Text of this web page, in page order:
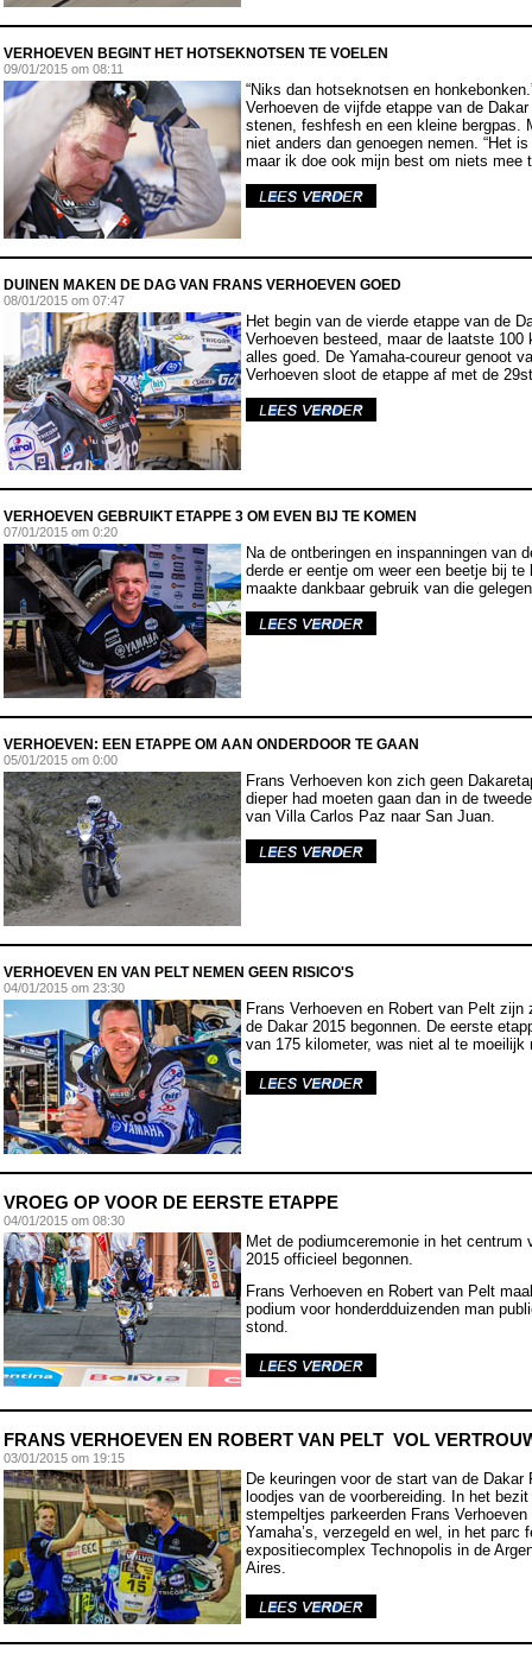
VERHOEVEN BEGINT HET HOTSEKNOTSEN TE VOELEN
09/01/2015 om 08:11
“Niks dan hotseknotsen en
Verhoeven de vijfde etappe van de
stenen, feshfesh en een kleine bergpas.
niet anders dan genoegen nemen. “Het
maar ik doe ook mijn best om niets mee
DUINEN MAKEN DE DAG VAN FRANS VERHOEVEN GOED
08/01/2015 om 07:47
Het begin van de vierde etappe van de
Verhoeven besteed, maar de laatste
alles goed. De Yamaha-coureur genoot
Verhoeven sloot de etappe af met de
VERHOEVEN GEBRUIKT ETAPPE 3 OM EVEN BIJ TE KOMEN
07/01/2015 om 0:20
Na de ontberingen en inspanningen van
derde er eentje om weer een beetje bij te
maakte dankbaar gebruik van die
VERHOEVEN: EEN ETAPPE OM AAN ONDERDOOR TE GAAN
05/01/2015 om 0:00
Frans Verhoeven kon zich geen
dieper had moeten gaan dan in de
van Villa Carlos Paz naar San Juan.
VERHOEVEN EN VAN PELT NEMEN GEEN RISICO'S
04/01/2015 om 23:30
Frans Verhoeven en Robert van Pelt zijn
de Dakar 2015 begonnen. De eerste
van 175 kilometer, was niet al te moeilijk
VROEG OP VOOR DE EERSTE ETAPPE
04/01/2015 om 08:30
Met de podiumceremonie in het centrum
2015 officieel begonnen.
Frans Verhoeven en Robert van Pelt
podium voor honderdduizenden man
stond.
FRANS VERHOEVEN EN ROBERT VAN PELT VOL
03/01/2015 om 19:15
De keuringen voor de start van de
loodjes van de voorbereiding. In het
stempeltjes parkeerden Frans
Yamaha’s, verzegeld en wel, in het parc
expositiecomplex Technopolis in de
Aires.